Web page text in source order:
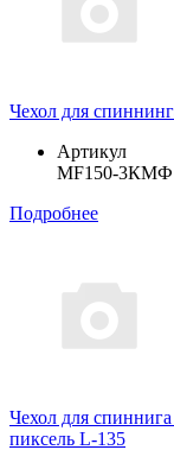
Чехол для
Артикул
MF150-3КМФ
Подробнее
Чехол для
пиксель L-135